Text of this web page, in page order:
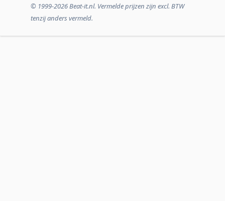
© 1999-2026 Beat-it.nl. Vermelde prijzen zijn excl. BTW
tenzij anders vermeld.